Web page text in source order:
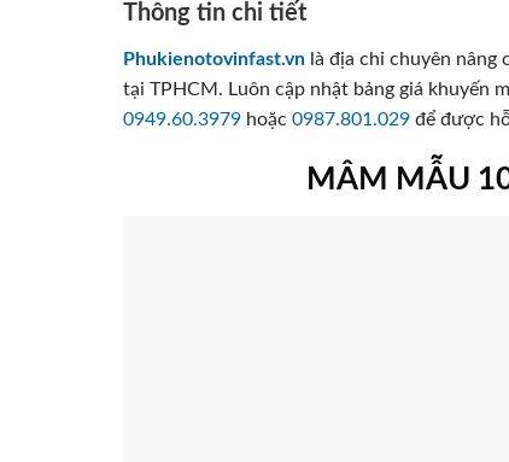
Thông tin chi tiết
Phukienotovinfast.vn là địa chỉ chuyên nâng
tại TPHCM. Luôn cập nhật bảng giá khuyến
0949.60.3979 hoặc 0987.801.029 để được
MÂM MẪU